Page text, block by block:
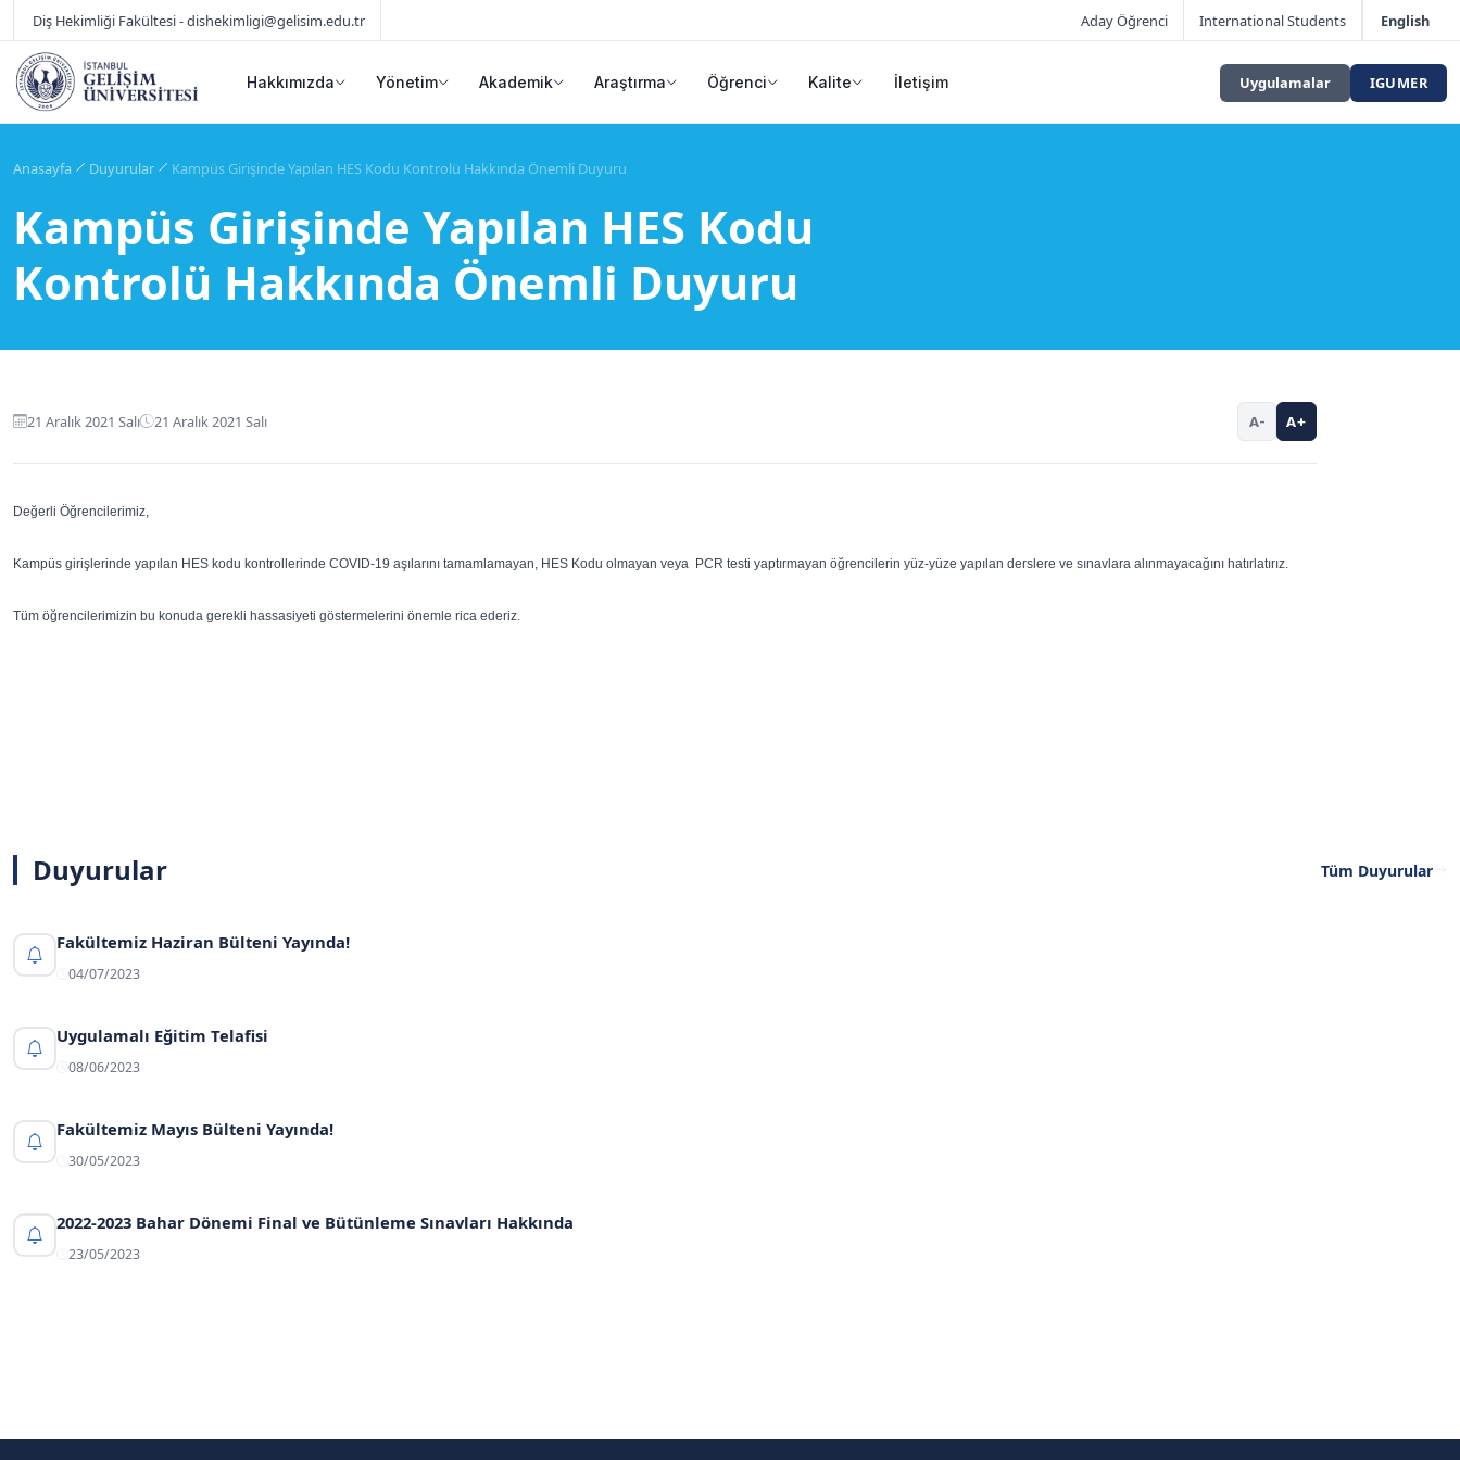
Diş Hekimliği Fakültesi - dishekimligi@gelisim.edu.tr Aday Öğrenci International Students English
Hakkımızda Yönetim Akademik Araştırma Öğrenci Kalite İletişim Uygulamalar IGUMER
Anasayfa Duyurular Kampüs Girişinde Yapılan HES Kodu Kontrolü Hakkında Önemli Duyuru
Kampüs Girişinde Yapılan HES Kodu
Kontrolü Hakkında Önemli Duyuru
21 Aralık 2021 Salı 21 Aralık 2021 Salı A- A+
Değerli Öğrencilerimiz,
Kampüs girişlerinde yapılan HES kodu kontrollerinde COVID-19 aşılarını tamamlamayan, HES Kodu olmayan veya PCR testi yaptırmayan öğrencilerin yüz-yüze yapılan derslere ve sınavlara alınmayacağını hatırlatırız.
Tüm öğrencilerimizin bu konuda gerekli hassasiyeti göstermelerini önemle rica ederiz.
Duyurular Tüm Duyurular
Fakültemiz Haziran Bülteni Yayında!
04/07/2023
Uygulamalı Eğitim Telafisi
08/06/2023
Fakültemiz Mayıs Bülteni Yayında!
30/05/2023
2022-2023 Bahar Dönemi Final ve Bütünleme Sınavları Hakkında
23/05/2023